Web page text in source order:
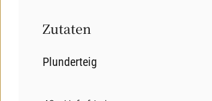
Zutaten
Plunderteig